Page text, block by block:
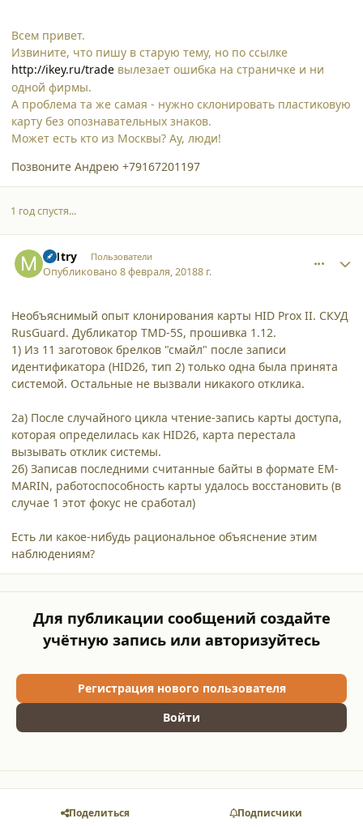
Всем привет.
Извините, что пишу в старую тему, но по ссылке
http://ikey.ru/trade вылезает ошибка на страничке и ни
одной фирмы.
А проблема та же самая - нужно склонировать пластиковую
карту без опознавательных знаков.
Может есть кто из Москвы? Ау, люди!
Позвоните Андрею +79167201197
1 год спустя...
m1try Пользователи
Опубликовано8 февраля, 20188 г.
Необъяснимый опыт клонирования карты HID Prox II. СКУД
RusGuard. Дубликатор TMD-5S, прошивка 1.12.
1) Из 11 заготовок брелков "смайл" после записи
идентификатора (HID26, тип 2) только одна была принята
системой. Остальные не вызвали никакого отклика.
2а) После случайного цикла чтение-запись карты доступа,
которая определилась как HID26, карта перестала
вызывать отклик системы.
2б) Записав последними считанные байты в формате EM-
MARIN, работоспособность карты удалось восстановить (в
случае 1 этот фокус не сработал)
Есть ли какое-нибудь рациональное объяснение этим
наблюдениям?
Для публикации сообщений создайте
учётную запись или авторизуйтесь
Регистрация нового пользователя
Войти
Поделиться Подписчики